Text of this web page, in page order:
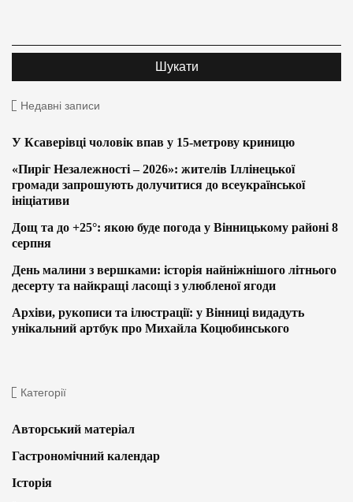
Недавні записи
У Ксаверівці чоловік впав у 15-метрову криницю
«Пиріг Незалежності – 2026»: жителів Іллінецької
громади запрошують долучитися до всеукраїнської
ініціативи
Дощ та до +25°: якою буде погода у Вінницькому районі 8
серпня
День малини з вершками: історія найніжнішого літнього
десерту та найкращі ласощі з улюбленої ягоди
Архіви, рукописи та ілюстрації: у Вінниці видадуть
унікальний артбук про Михайла Коцюбинського
Категорії
Авторський матеріал
Гастрономічний календар
Історія